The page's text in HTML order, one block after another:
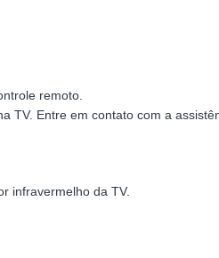
remoto.
TV. Entre em contato com a
infravermelho da TV.